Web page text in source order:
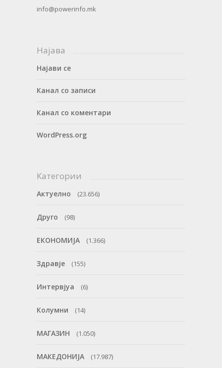
info@powerinfo.mk
Најава
Најави се
Канал со записи
Канал со коментари
WordPress.org
Категории
Актуелно (23.656)
Друго (98)
ЕКОНОМИЈА (1.366)
Здравје (155)
Интервјуа (6)
Колумни (14)
МАГАЗИН (1.050)
МАКЕДОНИЈА (17.987)